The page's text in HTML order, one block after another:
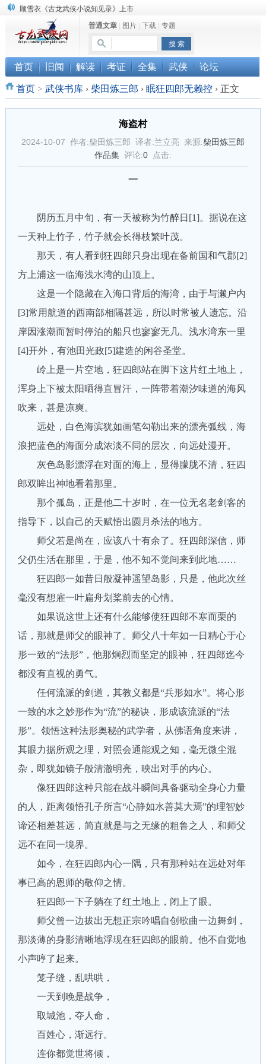
顾雪衣《古龙武侠小说知见录》上市
“武侠书库”查缺补漏活动圆满结束
《古龙小说原貌探究》修订版已上市
普通文章| 图片| 下载| 专题
首页 旧闻 解读 考证 全集 武侠 论坛
首页> 武侠书库 › 柴田炼三郎 › 眠狂四郎无赖控 ›正文
海盗村
2024-10-07 作者:柴田炼三郎 译者:兰立亮 来源:柴田炼三郎
作品集评论:0点击:
一
阴历五月中旬，有一天被称为竹醉日[1]。据说在这
一天种上竹子，竹子就会长得枝繁叶茂。
那天，有人看到狂四郎只身出现在备前国和气郡[2]
方上浦这一临海浅水湾的山顶上。
这是一个隐藏在入海口背后的海湾，由于与濑户内
[3]常用航道的西南部相隔甚远，所以时常被人遗忘。沿
岸因涨潮而暂时停泊的船只也寥寥无几。浅水湾东一里
[4]开外，有池田光政[5]建造的闲谷圣堂。
岭上是一片空地，狂四郎站在脚下这片红土地上，
浑身上下被太阳晒得直冒汗，一阵带着潮汐味道的海风
吹来，甚是凉爽。
远处，白色海滨犹如画笔勾勒出来的漂亮弧线，海
浪把蓝色的海面分成浓淡不同的层次，向远处漫开。
灰色岛影漂浮在对面的海上，显得朦胧不清，狂四
郎双眸出神地看着那里。
那个孤岛，正是他二十岁时，在一位无名老剑客的
指导下，以自己的天赋悟出圆月杀法的地方。
师父若是尚在，应该八十有余了。狂四郎深信，师
父仍生活在那里，于是，他不知不觉间来到此地……
狂四郎一如昔日般凝神遥望岛影，只是，他此次丝
毫没有想雇一叶扁舟划桨前去的心情。
如果说这世上还有什么能够使狂四郎不寒而栗的
话，那就是师父的眼神了。师父八十年如一日精心于心
形一致的“法形”，他那炯烈而坚定的眼神，狂四郎迄今
都没有直视的勇气。
任何流派的剑道，其教义都是“兵形如水”。将心形
一致的水之妙形作为“流”的秘诀，形成该流派的“法
形”。领悟这种法形奥秘的武学者，从佛语角度来讲，
其眼力据所观之理，对照会通能观之知，毫无微尘混
杂，即犹如镜子般清澈明亮，映出对手的内心。
像狂四郎这种只能在战斗瞬间具备驱动全身心力量
的人，距离领悟孔子所言“心静如水善莫大焉”的理智妙
谛还相差甚远，简直就是与之无缘的粗鲁之人，和师父
远不在同一境界。
如今，在狂四郎内心一隅，只有那种站在远处对年
事已高的恩师的敬仰之情。
狂四郎一下子躺在了红土地上，闭上了眼。
师父曾一边拔出无想正宗吟唱自创歌曲一边舞剑，
那淡薄的身影清晰地浮现在狂四郎的眼前。他不自觉地
小声哼了起来。
笼子缝，乱哄哄，
一天到晚是战争，
取城池，夺人命，
百姓心，渐远行。
连你都觉世将倾，